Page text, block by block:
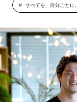
すべてを、自分ごとに。